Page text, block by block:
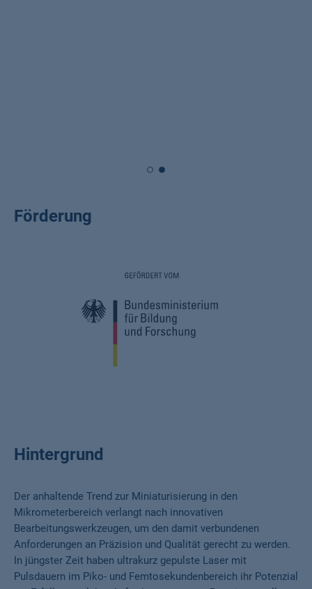
Förderung
Hintergrund
Der anhaltende Trend zur Miniaturisierung in den
Mikrometerbereich verlangt nach innovativen
Bearbeitungswerkzeugen, um den damit verbundenen
Anforderungen an Präzision und Qualität gerecht zu werden.
In jüngster Zeit haben ultrakurz gepulste Laser mit
Pulsdauern im Piko- und Femtosekundenbereich ihr Potenzial